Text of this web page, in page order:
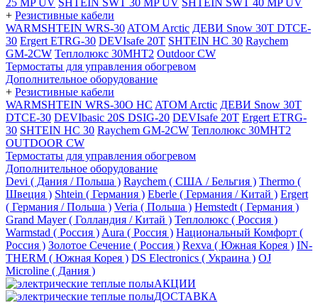
25 MP UV SHTEIN SWT 30 MP UV SHTEIN SWT 40 MP UV
+ Резистивные кабели
WARMSHTEIN WRS-30 ATOM Arctic ДЕВИ Snow 30T DTCE-
30 Ergert ETRG-30 DEVIsafe 20T SHTEIN HC 30 Raychem
GM-2CW Теплолюкс 30МНТ2 Outdoor CW
Термостаты для управления обогревом
Дополнительное оборудование
+ Резистивные кабели
WARMSHTEIN WRS-30O HC ATOM Arctic ДЕВИ Snow 30T
DTCE-30 DEVIbasic 20S DSIG-20 DEVIsafe 20T Ergert ETRG-
30 SHTEIN HC 30 Raychem GM-2CW Теплолюкс 30МНТ2
OUTDOOR CW
Термостаты для управления обогревом
Дополнительное оборудование
Devi ( Дания / Польша ) Raychem ( США / Бельгия ) Thermo (
Швеция ) Shtein ( Германия ) Eberle ( Германия / Китай ) Ergert
( Германия / Польша ) Veria ( Польша ) Hemstedt ( Германия )
Grand Mayer ( Голландия / Китай ) Теплолюкс ( Россия )
Warmstad ( Россия ) Aura ( Россия ) Национальный Комфорт (
Россия ) Золотое Сечение ( Россия ) Rexva ( Южная Корея ) IN-
THERM ( Южная Корея ) DS Electronics ( Украина ) OJ
Microline ( Дания )
АКЦИИ
ДОСТАВКА